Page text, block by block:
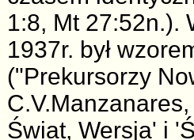
1:8, Mt 27:52n.).
1937r. był
("Prekursorzy
Świat, Wersja' i